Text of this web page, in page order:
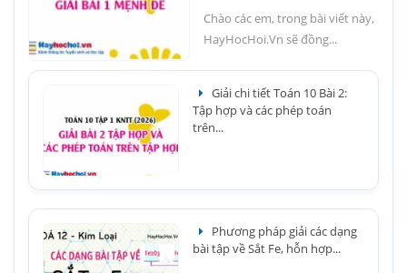
Chào các em, trong bài viết này,
HayHocHoi.Vn sẽ đồng...
Giải chi tiết Toán 10 Bài 2:
Tập hợp và các phép toán
trên...
Phương pháp giải các dạng
bài tập về Sắt Fe, hỗn hợp...